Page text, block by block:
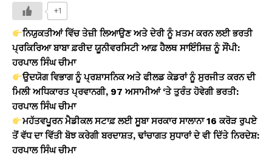
at
s
A
p
p
c
e
b
o
o
k
y
Li
n
k
e
+1
ਨਿਯੁਕਤੀਆਂ ਵਿੱਚ ਤੇਜ਼ੀ ਲਿਆਉਣ ਅਤੇ ਦੇਰੀ ਨੂੰ ਖ਼ਤਮ ਕਰਨ ਲਈ ਭਰਤੀ
ਪ੍ਰਕਿਰਿਆ ਬਾਬਾ ਫ਼ਰੀਦ ਯੂਨੀਵਰਸਿਟੀ ਆਫ਼ ਹੈਲਥ ਸਾਇੰਸਿਜ਼ ਨੂੰ ਸੌਂਪੀ:
ਹਰਪਾਲ ਸਿੰਘ ਚੀਮਾ
ਉਦਯੋਗ ਵਿਭਾਗ ਨੂੰ ਪ੍ਰਸ਼ਾਸਨਿਕ ਅਤੇ ਫੀਲਡ ਕੇਡਰਾਂ ਨੂੰ ਸੁਰਜੀਤ ਕਰਨ ਦੀ
ਮਿਲੀ ਅਧਿਕਾਰਤ ਪ੍ਰਵਾਨਗੀ, 97 ਅਸਾਮੀਆਂ ‘ਤੇ ਤੁਰੰਤ ਹੋਵੇਗੀ ਭਰਤੀ:
ਹਰਪਾਲ ਸਿੰਘ ਚੀਮਾ
ਮਹੱਤਵਪੂਰਨ ਮੈਡੀਕਲ ਸਟਾਫ਼ ਲਈ ਸੂਬਾ ਸਰਕਾਰ ਸਾਲਾਨਾ 16 ਕਰੋੜ ਰੁਪਏ
ਤੋਂ ਵੱਧ ਦਾ ਵਿੱਤੀ ਬੋਝ ਕਰੇਗੀ ਬਰਦਾਸ਼ਤ, ਢਾਂਚਾਗਤ ਸੁਧਾਰਾਂ ਦੇ ਵੀ ਦਿੱਤੇ ਨਿਰਦੇਸ਼:
ਹਰਪਾਲ ਸਿੰਘ ਚੀਮਾ